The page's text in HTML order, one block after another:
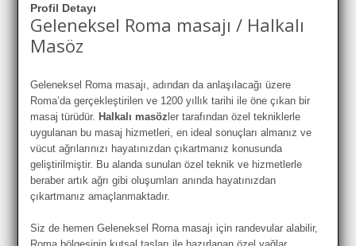
Profil Detayı
Geleneksel Roma masajı / Halkalı
Masöz
Geleneksel Roma masajı, adından da anlaşılacağı üzere
Roma’da gerçekleştirilen ve 1200 yıllık tarihi ile öne çıkan bir
masaj türüdür. Halkalı masözler tarafından özel tekniklerle
uygulanan bu masaj hizmetleri, en ideal sonuçları almanız ve
vücut ağrılarınızı hayatınızdan çıkartmanız konusunda
geliştirilmiştir. Bu alanda sunulan özel teknik ve hizmetlerle
beraber artık ağrı gibi oluşumları anında hayatınızdan
çıkartmanız amaçlanmaktadır.
Siz de hemen Geleneksel Roma masajı için randevular alabilir,
Roma bölgesinin kutsal taşları ile hazırlanan özel yağlar